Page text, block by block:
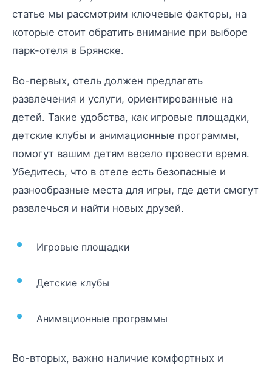
статье мы рассмотрим ключевые факторы, на
которые стоит обратить внимание при выборе
парк-отеля в Брянске.
Во-первых, отель должен предлагать
развлечения и услуги, ориентированные на
детей. Такие удобства, как игровые площадки,
детские клубы и анимационные программы,
помогут вашим детям весело провести время.
Убедитесь, что в отеле есть безопасные и
разнообразные места для игры, где дети смогут
развлечься и найти новых друзей.
Игровые площадки
Детские клубы
Анимационные программы
Во-вторых, важно наличие комфортных и